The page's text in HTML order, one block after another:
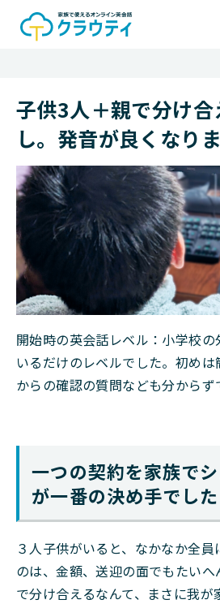
子供3人＋親で分け合
し。発音が良くなり
開始時の英会話レベル：小学校
いるだけのレベルでした。初め
からの確認の質問なども分からず
一つの契約を家族で
が一番の決め手でした
３人子供がいると、なかなか全
のは、金額、送迎の面でもたいへ
で分け合えるなんて、まさに我